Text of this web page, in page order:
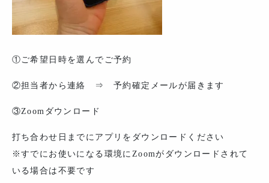
①ご希望日時を選んでご予約
②担当者から連絡 ⇒ 予約確定メールが届きます
③Zoomダウンロード
打ち合わせ日までにアプリをダウンロードください
※すでにお使いになる環境にZoomがダウンロードされて
いる場合は不要です